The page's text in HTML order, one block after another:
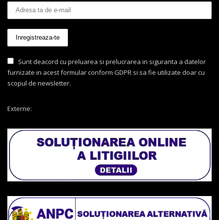
Sunt deacord cu preluarea si prelucrarea in siguranta a datelor
furnizate in acest formular conform GDPR si sa fie utilizate doar cu
scopul de newsletter.
Externe: